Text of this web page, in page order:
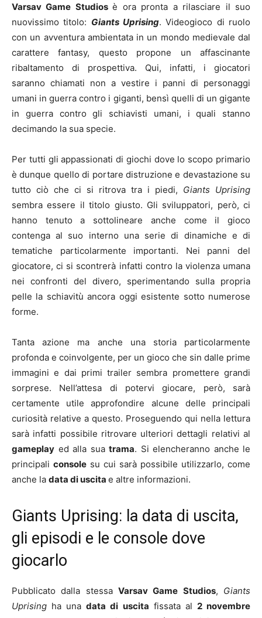
Varsav Game Studiosè ora pronta a rilasciare il suo
nuovissimo titolo: Giants Uprising. Videogioco di ruolo
con un avventura ambientata in un mondo medievale dal
carattere fantasy, questo propone un affascinante
ribaltamento di prospettiva. Qui, infatti, i giocatori
saranno chiamati non a vestire i panni di personaggi
umani in guerra contro i giganti, bensì quelli di un gigante
in guerra contro gli schiavisti umani, i quali stanno
decimando la sua specie.
Per tutti gli appassionati di giochi dove lo scopo primario
è dunque quello di portare distruzione e devastazione su
tutto ciò che ci si ritrova tra i piedi, Giants Uprising
sembra essere il titolo giusto. Gli sviluppatori, però, ci
hanno tenuto a sottolineare anche come il gioco
contenga al suo interno una serie di dinamiche e di
tematiche particolarmente importanti. Nei panni del
giocatore, ci si scontrerà infatti contro la violenza umana
nei confronti del divero, sperimentando sulla propria
pelle la schiavitù ancora oggi esistente sotto numerose
forme.
Tanta azione ma anche una storia particolarmente
profonda e coinvolgente, per un gioco che sin dalle prime
immagini e dai primi trailer sembra promettere grandi
sorprese. Nell’attesa di potervi giocare, però, sarà
certamente utile approfondire alcune delle principali
curiosità relative a questo. Proseguendo qui nella lettura
sarà infatti possibile ritrovare ulteriori dettagli relativi al
gameplay ed alla sua trama. Si elencheranno anche le
principali console su cui sarà possibile utilizzarlo, come
anche la data di uscita e altre informazioni.
Giants Uprising: la data di uscita,
gli episodi e le console dove
giocarlo
Pubblicato dalla stessa Varsav Game Studios, Giants
Uprising ha unadata di uscita fissata al 2 novembre